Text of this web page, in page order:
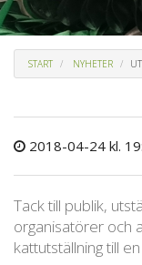
START NYHETER
2018-04-24 kl.
Tack till publik,
organisatörer och
kattutställning till